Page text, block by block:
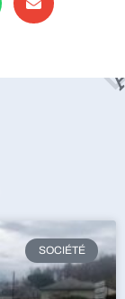
SOCIÉTÉ